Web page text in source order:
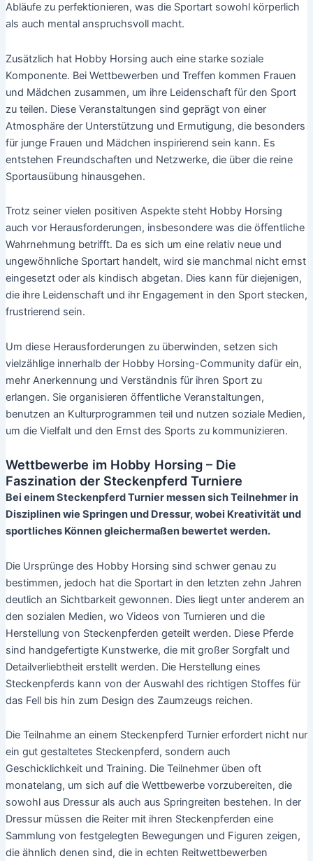
Abläufe zu perfektionieren, was die Sportart sowohl körperlich
als auch mental anspruchsvoll macht.
Zusätzlich hat Hobby Horsing auch eine starke soziale
Komponente. Bei Wettbewerben und Treffen kommen Frauen
und Mädchen zusammen, um ihre Leidenschaft für den Sport
zu teilen. Diese Veranstaltungen sind geprägt von einer
Atmosphäre der Unterstützung und Ermutigung, die besonders
für junge Frauen und Mädchen inspirierend sein kann. Es
entstehen Freundschaften und Netzwerke, die über die reine
Sportausübung hinausgehen.
Trotz seiner vielen positiven Aspekte steht Hobby Horsing
auch vor Herausforderungen, insbesondere was die öffentliche
Wahrnehmung betrifft. Da es sich um eine relativ neue und
ungewöhnliche Sportart handelt, wird sie manchmal nicht ernst
eingesetzt oder als kindisch abgetan. Dies kann für diejenigen,
die ihre Leidenschaft und ihr Engagement in den Sport stecken,
frustrierend sein.
Um diese Herausforderungen zu überwinden, setzen sich
vielzählige innerhalb der Hobby Horsing-Community dafür ein,
mehr Anerkennung und Verständnis für ihren Sport zu
erlangen. Sie organisieren öffentliche Veranstaltungen,
benutzen an Kulturprogrammen teil und nutzen soziale Medien,
um die Vielfalt und den Ernst des Sports zu kommunizieren.
Wettbewerbe im Hobby Horsing – Die
Faszination der Steckenpferd Turniere
Bei einem Steckenpferd Turnier messen sich Teilnehmer in
Disziplinen wie Springen und Dressur, wobei Kreativität und
sportliches Können gleichermaßen bewertet werden.
Die Ursprünge des Hobby Horsing sind schwer genau zu
bestimmen, jedoch hat die Sportart in den letzten zehn Jahren
deutlich an Sichtbarkeit gewonnen. Dies liegt unter anderem an
den sozialen Medien, wo Videos von Turnieren und die
Herstellung von Steckenpferden geteilt werden. Diese Pferde
sind handgefertigte Kunstwerke, die mit großer Sorgfalt und
Detailverliebtheit erstellt werden. Die Herstellung eines
Steckenpferds kann von der Auswahl des richtigen Stoffes für
das Fell bis hin zum Design des Zaumzeugs reichen.
Die Teilnahme an einem Steckenpferd Turnier erfordert nicht nur
ein gut gestaltetes Steckenpferd, sondern auch
Geschicklichkeit und Training. Die Teilnehmer üben oft
monatelang, um sich auf die Wettbewerbe vorzubereiten, die
sowohl aus Dressur als auch aus Springreiten bestehen. In der
Dressur müssen die Reiter mit ihren Steckenpferden eine
Sammlung von festgelegten Bewegungen und Figuren zeigen,
die ähnlich denen sind, die in echten Reitwettbewerben